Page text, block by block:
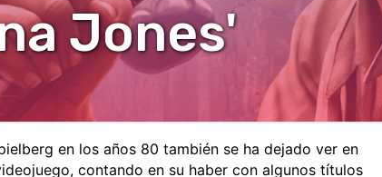
Jones'
en los años 80 también se ha dejado ver en
contando en su haber con algunos títulos